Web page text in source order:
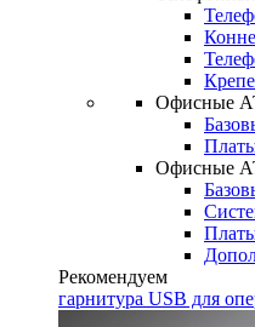
Офисные
Офисные
Рекомендуем
гарнитура USB для